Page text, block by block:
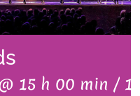
15 h 00 min /